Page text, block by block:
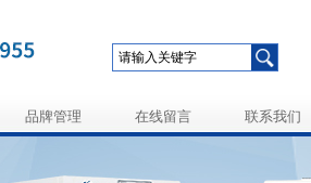
品牌管理 在线留言 联系我们